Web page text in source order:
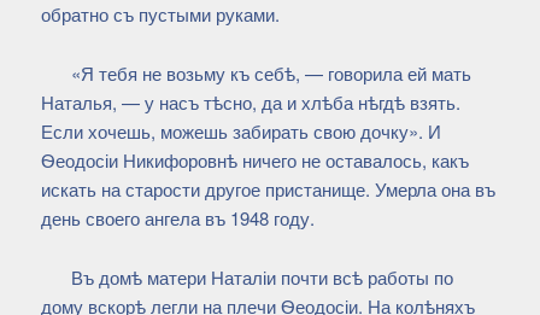
обратно съ пустыми руками.
«Я тебя не возьму къ себѣ, — говорила ей мать
Наталья, — у насъ тѣсно, да и хлѣба нѣгдѣ взять.
Если хочешь, можешь забирать свою дочку». И
Ѳеодосіи Никифоровнѣ ничего не оставалось, какъ
искать на старости другое пристанище. Умерла она въ
день своего ангела въ 1948 году.
Въ домѣ матери Наталіи почти всѣ работы по
дому вскорѣ легли на плечи Ѳеодосіи. На колѣняхъ